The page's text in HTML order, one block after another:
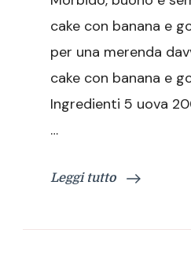
cake con banana e
per una merenda
cake con banana e
Ingredienti 5 uova
…
Leggi tutto